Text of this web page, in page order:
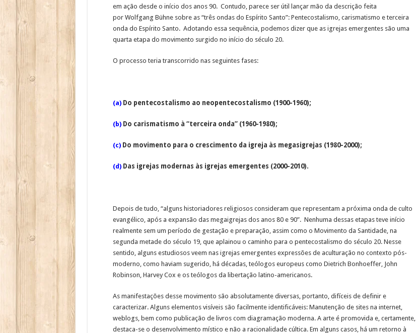
em ação desde o início dos anos 90. Contudo, parece ser útil lançar mão da descrição feita
por Wolfgang Bühne sobre as “três ondas do Espírito Santo”: Pentecostalismo, carismatismo e terceira
onda do Espírito Santo. Adotando essa sequência, podemos dizer que as igrejas emergentes são uma
quarta etapa do movimento surgido no início do século 20.
O processo teria transcorrido nas seguintes fases:
(a) Do pentecostalismo ao neopentecostalismo (1900-1960);
(b) Do carismatismo à “terceira onda” (1960-1980);
(c) Do movimento para o crescimento da igreja às megasigrejas (1980-2000);
(d) Das igrejas modernas às igrejas emergentes (2000-2010).
Depois de tudo, “alguns historiadores religiosos consideram que representam a próxima onda de culto
evangélico, após a expansão das megaigrejas dos anos 80 e 90”. Nenhuma dessas etapas teve início
realmente sem um período de gestação e preparação, assim como o Movimento da Santidade, na
segunda metade do século 19, que aplainou o caminho para o pentecostalismo do século 20. Nesse
sentido, alguns estudiosos veem nas igrejas emergentes expressões de aculturação no contexto pós-
moderno, como haviam sugerido, há décadas, teólogos europeus como Dietrich Bonhoeffer, John
Robinson, Harvey Cox e os teólogos da libertação latino-americanos.
As manifestações desse movimento são absolutamente diversas, portanto, difíceis de definir e
caracterizar. Alguns elementos visíveis são facilmente identificáveis: Manutenção de sites na internet,
weblogs, bem como publicação de livros com diagramação moderna. A arte é promovida e, certamente,
destaca-se o desenvolvimento místico e não a racionalidade cúltica. Em alguns casos, há um retorno à